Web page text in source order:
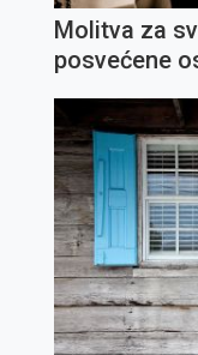
Molitva za
posvećene